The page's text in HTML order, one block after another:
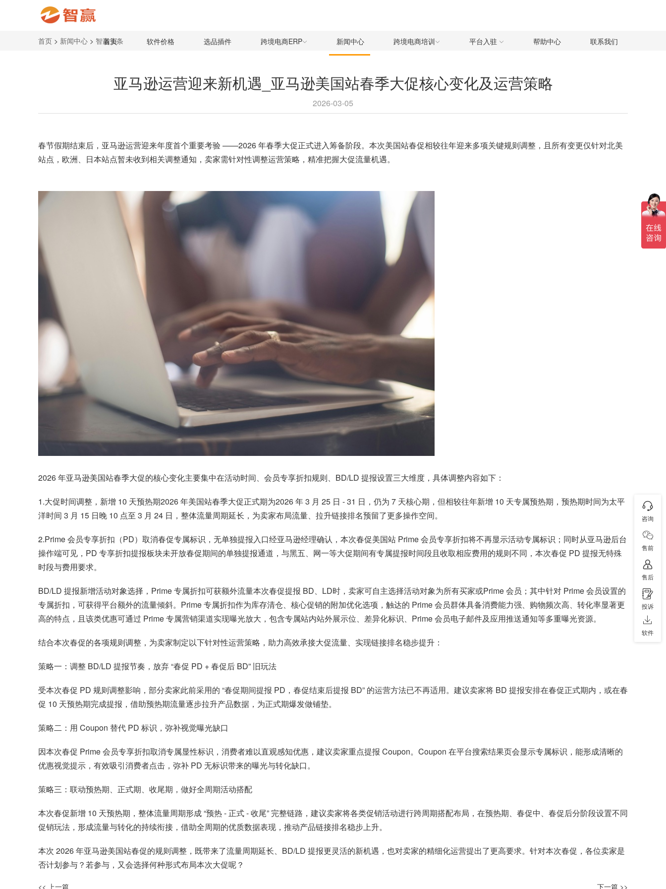
首页 软件价格 选品插件 跨境电商ERP 新闻中心 跨境电商培训 平台入驻 帮助中心 联系我们
首页 > 新闻中心 > 智赢头条
亚马逊运营迎来新机遇_亚马逊美国站春季大促核心变化及运营策略
2026-03-05
春节假期结束后，亚马逊运营迎来年度首个重要考验 ——2026 年春季大促正式进入筹备阶段。本次美国站春促相较往年迎来多项关键规则调整，且所有变更仅针对北美
站点，欧洲、日本站点暂未收到相关调整通知，卖家需针对性调整运营策略，精准把握大促流量机遇。
2026 年亚马逊美国站春季大促的核心变化主要集中在活动时间、会员专享折扣规则、BD/LD 提报设置三大维度，具体调整内容如下：
1.大促时间调整，新增 10 天预热期2026 年美国站春季大促正式期为2026 年 3 月 25 日 - 31 日，仍为 7 天核心期，但相较往年新增 10 天专属预热期，预热期时间为太平
洋时间 3 月 15 日晚 10 点至 3 月 24 日，整体流量周期延长，为卖家布局流量、拉升链接排名预留了更多操作空间。
2.Prime 会员专享折扣（PD）取消春促专属标识，无单独提报入口经亚马逊经理确认，本次春促美国站 Prime 会员专享折扣将不再显示活动专属标识；同时从亚马逊后台
操作端可见，PD 专享折扣提报板块未开放春促期间的单独提报通道，与黑五、网一等大促期间有专属提报时间段且收取相应费用的规则不同，本次春促 PD 提报无特殊
时段与费用要求。
BD/LD 提报新增活动对象选择，Prime 专属折扣可获额外流量本次春促提报 BD、LD时，卖家可自主选择活动对象为所有买家或Prime 会员；其中针对 Prime 会员设置的
专属折扣，可获得平台额外的流量倾斜。Prime 专属折扣作为库存清仓、核心促销的附加优化选项，触达的 Prime 会员群体具备消费能力强、购物频次高、转化率显著更
高的特点，且该类优惠可通过 Prime 专属营销渠道实现曝光放大，包含专属站内站外展示位、差异化标识、Prime 会员电子邮件及应用推送通知等多重曝光资源。
结合本次春促的各项规则调整，为卖家制定以下针对性运营策略，助力高效承接大促流量、实现链接排名稳步提升：
策略一：调整 BD/LD 提报节奏，放弃 “春促 PD + 春促后 BD” 旧玩法
受本次春促 PD 规则调整影响，部分卖家此前采用的 “春促期间提报 PD，春促结束后提报 BD” 的运营方法已不再适用。建议卖家将 BD 提报安排在春促正式期内，或在春
促 10 天预热期完成提报，借助预热期流量逐步拉升产品数据，为正式期爆发做铺垫。
策略二：用 Coupon 替代 PD 标识，弥补视觉曝光缺口
因本次春促 Prime 会员专享折扣取消专属显性标识，消费者难以直观感知优惠，建议卖家重点提报 Coupon。Coupon 在平台搜索结果页会显示专属标识，能形成清晰的
优惠视觉提示，有效吸引消费者点击，弥补 PD 无标识带来的曝光与转化缺口。
策略三：联动预热期、正式期、收尾期，做好全周期活动搭配
本次春促新增 10 天预热期，整体流量周期形成 “预热 - 正式 - 收尾” 完整链路，建议卖家将各类促销活动进行跨周期搭配布局，在预热期、春促中、春促后分阶段设置不同
促销玩法，形成流量与转化的持续衔接，借助全周期的优质数据表现，推动产品链接排名稳步上升。
本次 2026 年亚马逊美国站春促的规则调整，既带来了流量周期延长、BD/LD 提报更灵活的新机遇，也对卖家的精细化运营提出了更高要求。针对本次春促，各位卖家是
否计划参与？若参与，又会选择何种形式布局本次大促呢？
<< 上一篇 下一篇 >>
咨询
售前
售后
投诉
软件